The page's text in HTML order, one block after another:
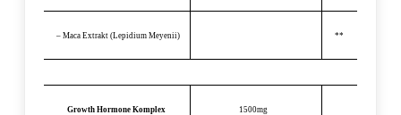
– Maca Extrakt (Lepidium Meyenii) **
Growth Hormone Komplex 1500mg